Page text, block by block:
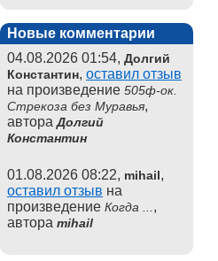
Новые комментарии
04.08.2026 01:54, Долгий
Константин, оставил отзыв
на произведение 505ф-ок.
Стрекоза без Муравья,
автораДолгий
Константин
01.08.2026 08:22, mihail,
оставил отзыв на
произведение Когда ... ,
автора mihail